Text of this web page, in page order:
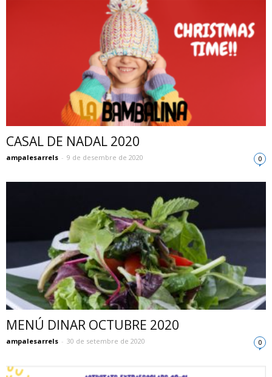
CASAL DE NADAL 2020
ampalesarrels - 9 de desembre de 2020 0
MENÚ DINAR OCTUBRE 2020
ampalesarrels - 30 de setembre de 2020 0